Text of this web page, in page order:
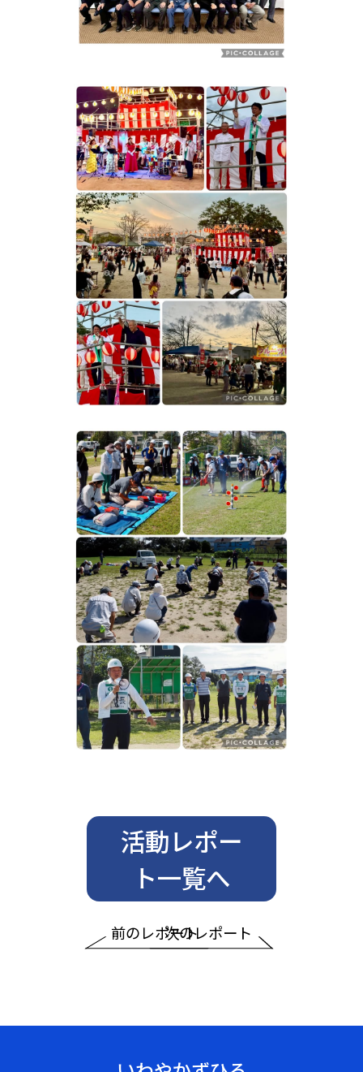
前のレポート
活動レポー
ト一覧へ
次のレポート